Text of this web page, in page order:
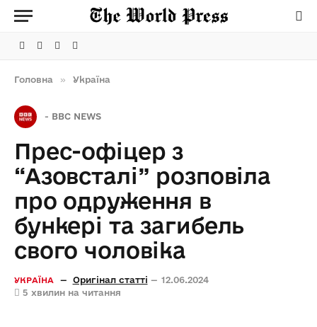
Facebook
Telegram
Instagram
X
Головна » Україна
- BBC NEWS
Прес-офіцер з
“Азовсталі” розповіла
про одруження в
бункері та загибель
свого чоловіка
УКРАЇНА Оригінал статті
12.06.2024
5 хвилин на читання